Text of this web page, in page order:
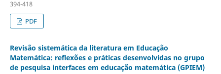
394-418
PDF
Revisão sistemática da literatura em Educação
Matemática: reflexões e práticas desenvolvidas no grupo
de pesquisa interfaces em educação matemática (GPIEM)